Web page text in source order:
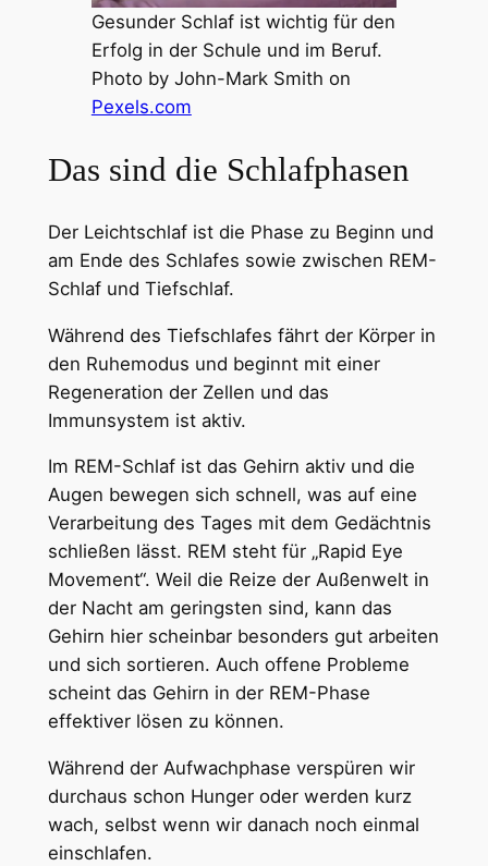
Gesunder Schlaf ist wichtig für den
Erfolg in der Schule und im Beruf.
Photo by John-Mark Smith on
Pexels.com
Das sind die Schlafphasen
Der Leichtschlaf ist die Phase zu Beginn und
am Ende des Schlafes sowie zwischen REM-
Schlaf und Tiefschlaf.
Während des Tiefschlafes fährt der Körper in
den Ruhemodus und beginnt mit einer
Regeneration der Zellen und das
Immunsystem ist aktiv.
Im REM-Schlaf ist das Gehirn aktiv und die
Augen bewegen sich schnell, was auf eine
Verarbeitung des Tages mit dem Gedächtnis
schließen lässt. REM steht für „Rapid Eye
Movement“. Weil die Reize der Außenwelt in
der Nacht am geringsten sind, kann das
Gehirn hier scheinbar besonders gut arbeiten
und sich sortieren. Auch offene Probleme
scheint das Gehirn in der REM-Phase
effektiver lösen zu können.
Während der Aufwachphase verspüren wir
durchaus schon Hunger oder werden kurz
wach, selbst wenn wir danach noch einmal
einschlafen.